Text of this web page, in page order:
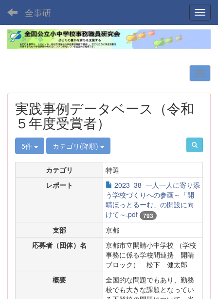
全事研
実践事例データベース（令和
５年度受賞者）
5件 カテゴリ(降順)
カテゴリ
特選
レポート
2023_38_一人一人に寄り添
う学校づくりへの参画～「開
睛ほっとるーむ」の開設に向
けて～.pdf
793
支部
京都
応募者（団体）名
京都市立開睛小中学校 （学校
事務に係る学校間連携 開睛
ブロック） 松下 健太郎
概要
全国的な問題でもあり、勤務
校でも大きな課題となってい